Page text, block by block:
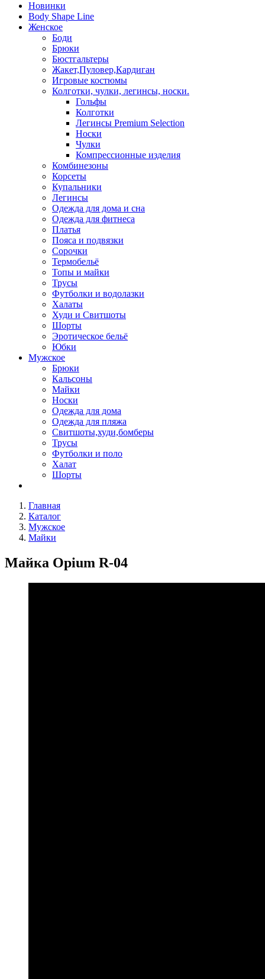
Новинки
Body Shape Line
Женское
Боди
Брюки
Бюстгальтеры
Жакет,Пуловер,Кардиган
Игровые костюмы
Колготки, чулки, легинсы, носки.
Гольфы
Колготки
Легинсы Premium Selection
Носки
Чулки
Компрессионные изделия
Комбинезоны
Корсеты
Купальники
Легинсы
Одежда для дома и сна
Одежда для фитнеса
Платья
Пояса и подвязки
Сорочки
Термобельё
Топы и майки
Трусы
Футболки и водолазки
Халаты
Худи и Свитшоты
Шорты
Эротическое бельё
Юбки
Мужское
Брюки
Кальсоны
Майки
Носки
Одежда для дома
Одежда для пляжа
Свитшоты,худи,бомберы
Трусы
Футболки и поло
Халат
Шорты
Главная
Каталог
Мужское
Майки
Майка Opium R-04